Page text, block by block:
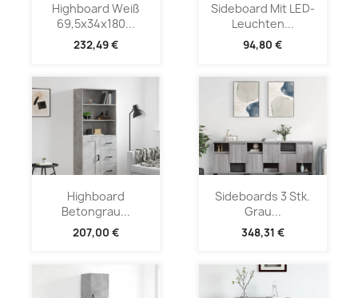
Highboard Weiß
69,5x34x180...
232,49 €
Sideboard Mit LED-
Leuchten...
94,80 €
Highboard
Betongrau...
207,00 €
Sideboards 3 Stk.
Grau...
348,31 €